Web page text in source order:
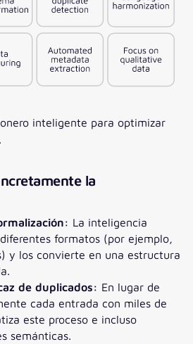
inteligente para optimizar
la
La inteligencia
formatos (por ejemplo,
y los convierte en una estructura
de duplicados: En lugar de
cada entrada con miles de
este proceso e incluso
semánticas.